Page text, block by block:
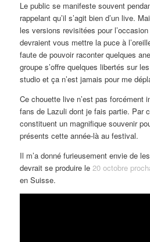
Le public se manifeste souvent
rappelant qu’il s’agit bien d’un live.
les versions revisitées pour
devraient vous mettre la puce à
faute de pouvoir raconter quelques
groupe s’offre quelques libertés sur
studio et ça n’est jamais pour me
Ce chouette live n’est pas forcément
fans de Lazuli dont je fais partie. Par
constituent un magnifique souvenir
présents cette année-là au festival.
Il m’a donné furieusement envie de
devrait se produire le20 octobre
en Suisse.